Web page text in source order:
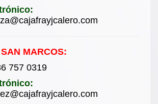
MARCOS:
757 0319